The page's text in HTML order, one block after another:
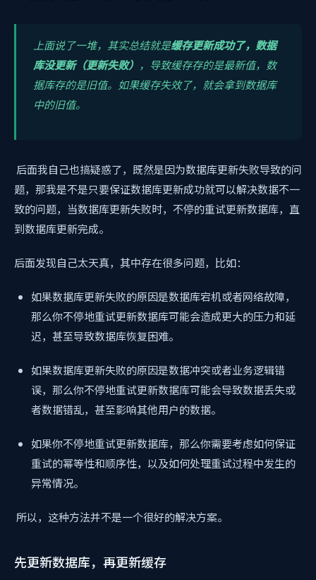
上面说了一堆，其实总结就是缓存更新成功了，数据
库没更新（更新失败） ，导致缓存存的是最新值，数
据库存的是旧值。如果缓存失效了，就会拿到数据库
中的旧值。
后面我自己也搞疑惑了，既然是因为数据库更新失败导致的问
题，那我是不是只要保证数据库更新成功就可以解决数据不一
致的问题，当数据库更新失败时，不停的重试更新数据库，直
到数据库更新完成。
后面发现自己太天真，其中存在很多问题，比如：
如果数据库更新失败的原因是数据库宕机或者网络故障，
那么你不停地重试更新数据库可能会造成更大的压力和延
迟，甚至导致数据库恢复困难。
如果数据库更新失败的原因是数据冲突或者业务逻辑错
误，那么你不停地重试更新数据库可能会导致数据丢失或
者数据错乱，甚至影响其他用户的数据。
如果你不停地重试更新数据库，那么你需要考虑如何保证
重试的幂等性和顺序性，以及如何处理重试过程中发生的
异常情况。
所以，这种方法并不是一个很好的解决方案。
先更新数据库，再更新缓存